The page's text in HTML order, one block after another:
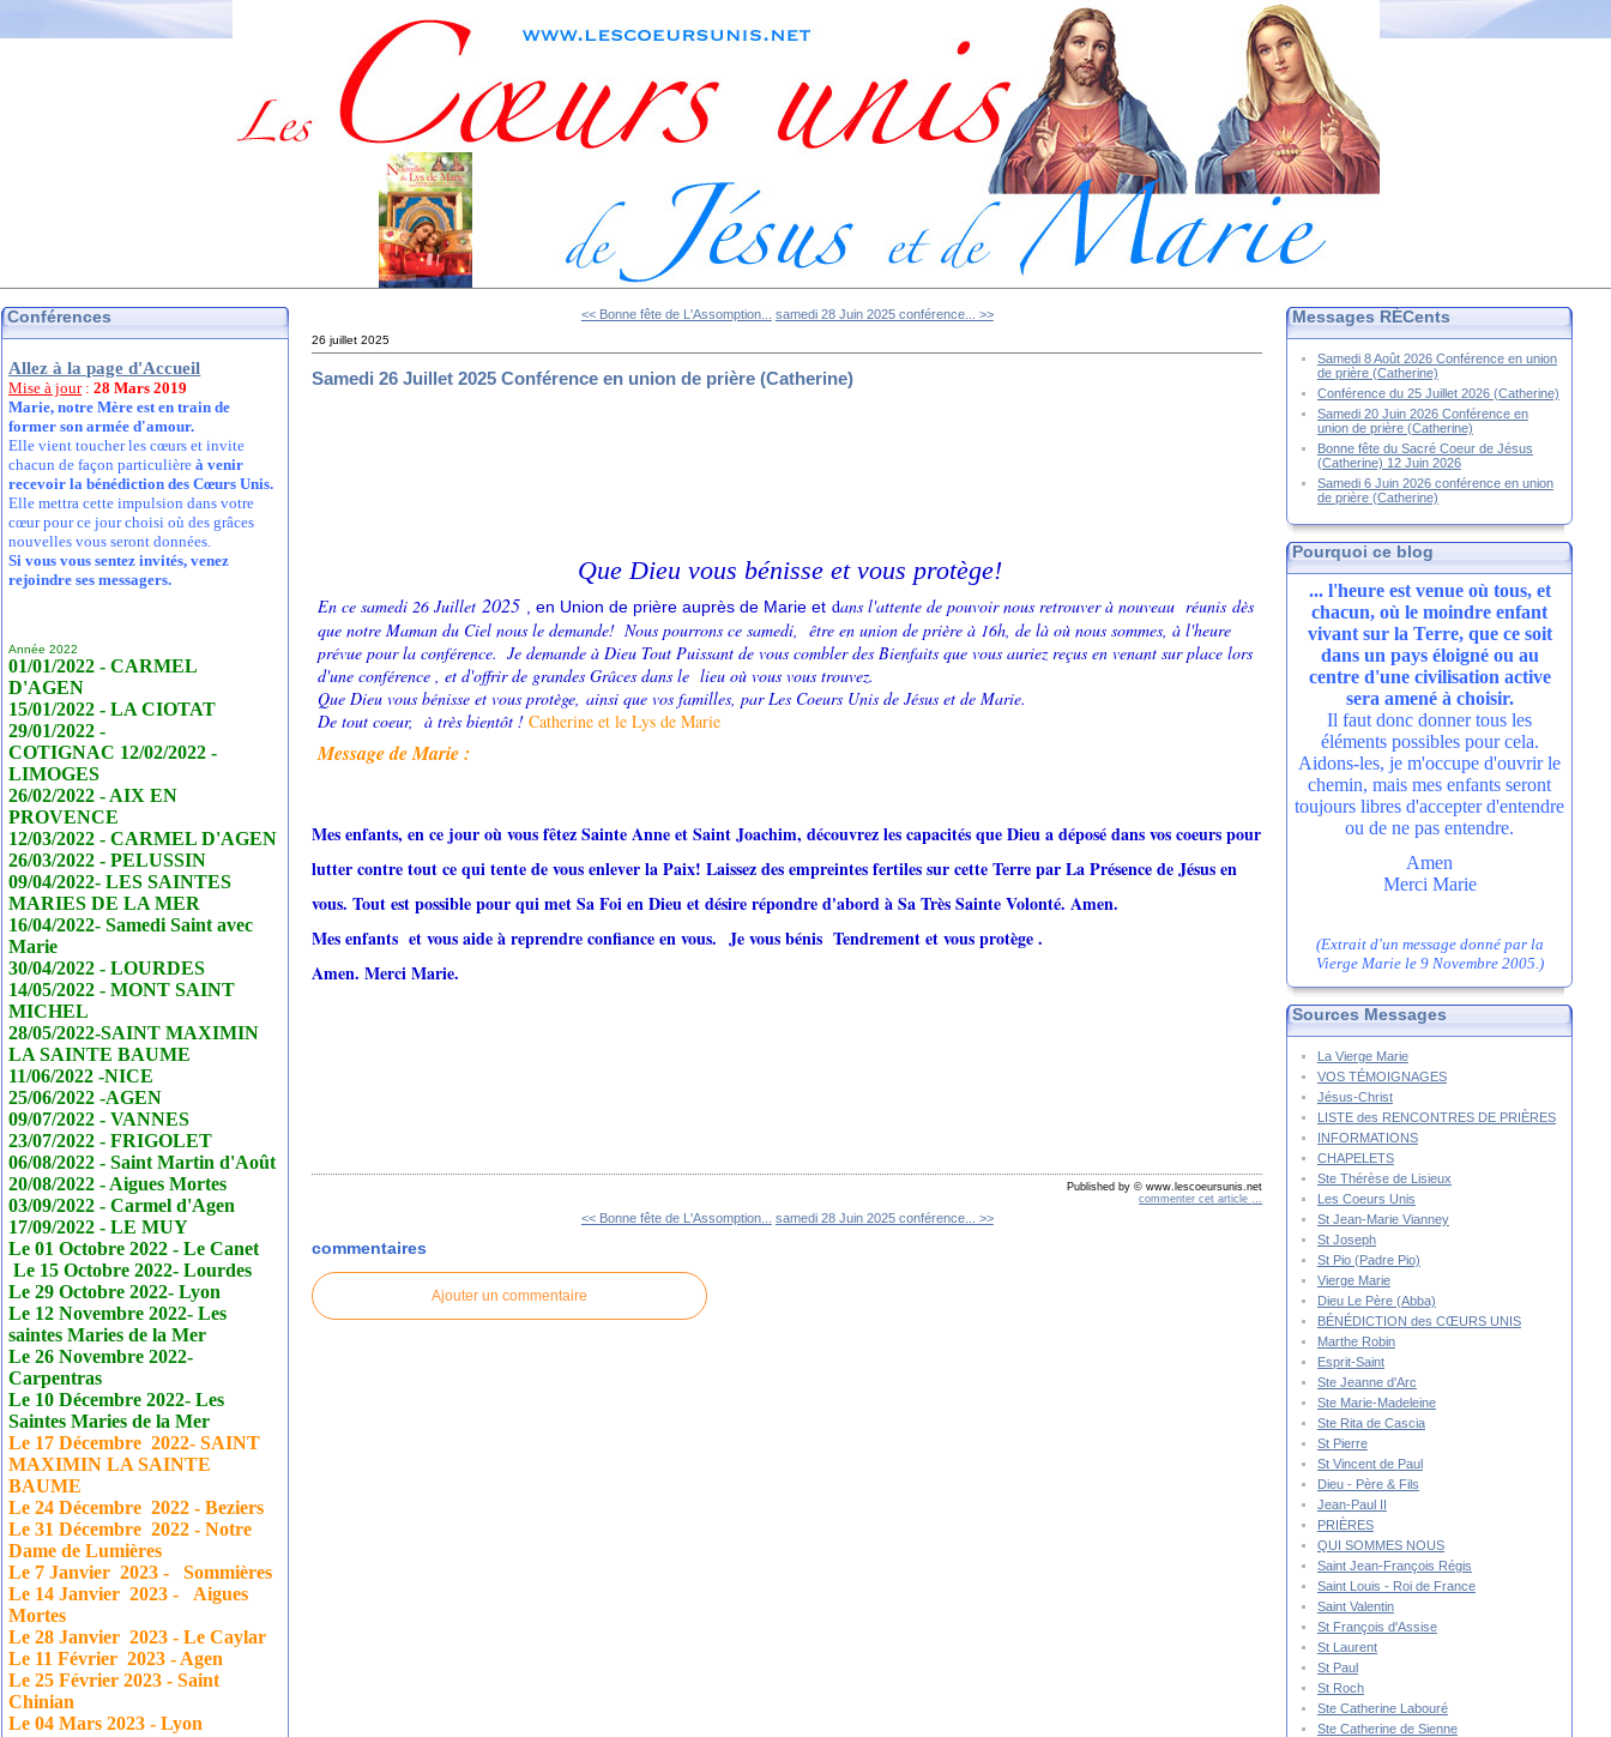
Conférences
Allez à la page d'Accueil
Mise à jour:28 Mars 2019
Marie, notre Mère est en train de
former son armée d'amour.
Elle vient toucher les cœurs et invite
chacun de façon particulièreà venir
recevoir la bénédiction des Cœurs Unis.
Elle mettra cette impulsion dans votre
cœur pour ce jour choisi où des grâces
nouvelles vous seront données.
Si vous vous sentez invités, venez
rejoindre ses messagers.
Année 2022
01/01/2022 - CARMEL
D'AGEN
15/01/2022 - LA CIOTAT
29/01/2022 -
COTIGNAC 12/02/2022 -
LIMOGES
26/02/2022 - AIX EN
PROVENCE
12/03/2022 - CARMEL D'AGEN
26/03/2022 - PELUSSIN
09/04/2022- LES SAINTES
MARIES DE LA MER
16/04/2022- Samedi Saint avec
Marie
30/04/2022 - LOURDES
14/05/2022 - MONT SAINT
MICHEL
28/05/2022-SAINT MAXIMIN
LA SAINTE BAUME
11/06/2022 -NICE
25/06/2022 -AGEN
09/07/2022 - VANNES
23/07/2022 - FRIGOLET
06/08/2022 - Saint Martin d'Août
20/08/2022 - Aigues Mortes
03/09/2022 - Carmel d'Agen
17/09/2022 - LE MUY
Le 01 Octobre 2022 - LeCanet
Le 15 Octobre 2022- Lourdes
Le 29 Octobre 2022- Lyon
Le 12 Novembre 2022- Les
saintes Maries de la Mer
Le 26 Novembre 2022-
Carpentras
Le 10 Décembre 2022- Les
Saintes Maries de la Mer
Le 17Décembre 2022- SAINT
MAXIMIN LA SAINTE
BAUME
Le 24Décembre 2022 - Beziers
Le 31Décembre 2022 - Notre
Dame de Lumières
Le 7 Janvier 2023 - Sommières
Le 14 Janvier 2023 - Aigues
Mortes
Le 28 Janvier 2023 - Le Caylar
Le 11 Février 2023 - Agen
Le 25 Février 2023 - Saint
Chinian
Le 04 Mars 2023 - Lyon
<< Bonne fête de L'Assomption... samedi 28 Juin 2025 conférence... >>
26 juillet 2025
Samedi 26 Juillet 2025 Conférence en union de prière (Catherine)
Que Dieu vous bénisse etvous protège!
En ce samedi 26 Juillet2025 , en Union de prière auprès de Marie et dans l'attente de pouvoir nous retrouver à nouveau réunis dès
que notre Maman du Ciel nous le demande! Nous pourrons ce samedi, être en union de prière à 16h, de là où nous sommes, à l'heure
prévue pour la conférence. Je demande à Dieu Tout Puissant de vous combler des Bienfaits que vous auriez reçus en venant sur place lors
d'une conférence , et d'offrir de grandes Grâces dans le lieu où vous vous trouvez.
Que Dieu vous bénisse et vous protège, ainsi que vos familles, par Les Coeurs Unis de Jésus et de Marie.
De tout coeur, à très bientôt !Catherine et le Lys de Marie
Message de Marie :
Mes enfants, en ce jour où vous fêtez Sainte Anne et Saint Joachim, découvrez les capacités que Dieu a déposé dans vos coeurs pour
lutter contre tout ce qui tente de vous enlever la Paix! Laissez des empreintes fertiles sur cette Terre par La Présence de Jésus en
vous. Tout est possible pour qui met Sa Foi en Dieu et désire répondre d'abord à Sa Très Sainte Volonté. Amen.
Mes enfants et vous aide à reprendre confiance en vous.Je vous bénis Tendrement et vous protège .
Amen. Merci Marie.
Published by © www.lescoeursunis.net
commenter cet article
<< Bonne fête de L'Assomption... samedi 28 Juin 2025 conférence... >>
commentaires
Ajouter un commentaire
Messages RÉCents
Samedi 8 Août 2026 Conférence en union
de prière (Catherine)
Conférence du 25 Juillet 2026 (Catherine)
Samedi 20 Juin 2026 Conférence en
union de prière (Catherine)
Bonne fête du Sacré Coeur de Jésus
(Catherine) 12 Juin 2026
Samedi 6 Juin 2026 conférence en union
de prière (Catherine)
Pourquoi ce blog
... l'heure est venue où tous, et
chacun, où le moindre enfant
vivant sur la Terre, que ce soit
dans un pays éloigné ou au
centre d'une civilisation active
sera amené à choisir.
Il faut donc donner tous les
éléments possibles pour cela.
Aidons-les, je m'occupe d'ouvrir le
chemin, mais mes enfants seront
toujours libres d'accepter d'entendre
ou de ne pas entendre.
Amen
Merci Marie
(Extrait d'un message donné par la
Vierge Marie le 9 Novembre 2005.)
Sources Messages
La Vierge Marie
VOS TÉMOIGNAGES
Jésus-Christ
LISTE des RENCONTRES DE PRIÈRES
INFORMATIONS
CHAPELETS
Ste Thérèse de Lisieux
Les Coeurs Unis
St Jean-Marie Vianney
St Joseph
St Pio (Padre Pio)
Vierge Marie
Dieu Le Père (Abba)
BÉNÉDICTION des CŒURS UNIS
Marthe Robin
Esprit-Saint
Ste Jeanne d'Arc
Ste Marie-Madeleine
Ste Rita de Cascia
St Pierre
St Vincent de Paul
Dieu - Père & Fils
Jean-Paul II
PRIÈRES
QUI SOMMES NOUS
Saint Jean-François Régis
Saint Louis - Roi de France
Saint Valentin
St François d'Assise
St Laurent
St Paul
St Roch
Ste Catherine Labouré
Ste Catherine de Sienne